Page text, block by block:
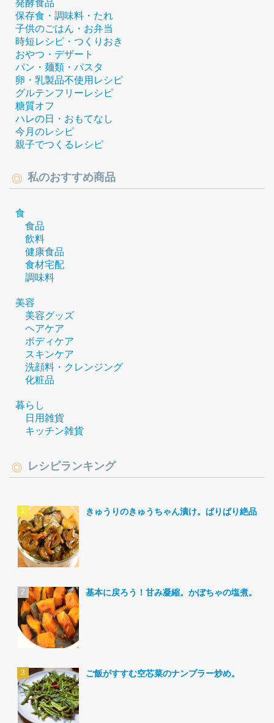
発酵食品
保存食・調味料・たれ
子供のごはん・お弁当
時短レシピ・つくりおき
おやつ・デザート
パン・麺類・パスタ
卵・乳製品不使用レシピ
グルテンフリーレシピ
糖質オフ
ハレの日・おもてなし
今月のレシピ
親子でつくるレシピ
私のおすすめ商品
食
食品
飲料
健康食品
食材宅配
調味料
美容
美容グッズ
ヘアケア
ボディケア
スキンケア
洗顔料・クレンジング
化粧品
暮らし
日用雑貨
キッチン雑貨
レシピランキング
きゅうりのきゅうちゃん漬け。ぱりぱり絶品。
基本に戻ろう！甘み凝縮。かぼちゃの塩煮。
ご飯がすすむ空芯菜のナンプラー炒め。